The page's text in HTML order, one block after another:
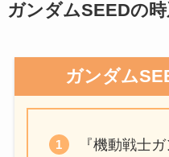
ガンダムSEEDの
ガンダム
『機動戦士